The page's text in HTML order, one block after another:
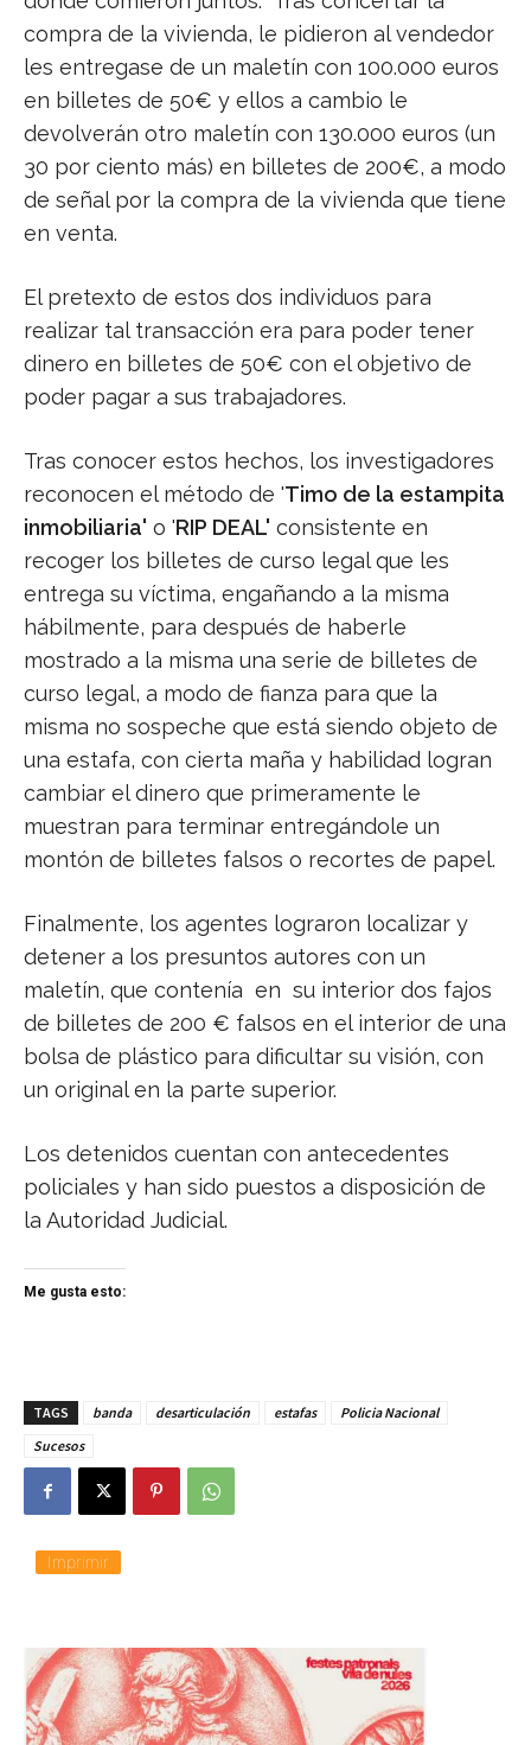
compra de la vivienda, le pidieron al vendedor
les entregase de un maletín con 100.000 euros
en billetes de 50€ y ellos a cambio le
devolverán otro maletín con 130.000 euros (un
30 por ciento más) en billetes de 200€, a modo
de señal por la compra de la vivienda que tiene
en venta.
El pretexto de estos dos individuos para
realizar tal transacción era para poder tener
dinero en billetes de 50€ con el objetivo de
poder pagar a sus trabajadores.
Tras conocer estos hechos, los investigadores
reconocen el método de 'Timo de la estampita
inmobiliaria' o 'RIP DEAL' consistente en
recoger los billetes de curso legal que les
entrega su víctima, engañando a la misma
hábilmente, para después de haberle
mostrado a la misma una serie de billetes de
curso legal, a modo de fianza para que la
misma no sospeche que está siendo objeto de
una estafa, con cierta maña y habilidad logran
cambiar el dinero que primeramente le
muestran para terminar entregándole un
montón de billetes falsos o recortes de papel.
Finalmente, los agentes lograron localizar y
detener a los presuntos autores con un
maletín, que contenía en su interior dos fajos
de billetes de 200 € falsos en el interior de una
bolsa de plástico para dificultar su visión, con
un original en la parte superior.
Los detenidos cuentan con antecedentes
policiales y han sido puestos a disposición de
la Autoridad Judicial.
Me gusta esto:
TAGS banda desarticulación estafas
Policia Nacional
Sucesos
Imprimir